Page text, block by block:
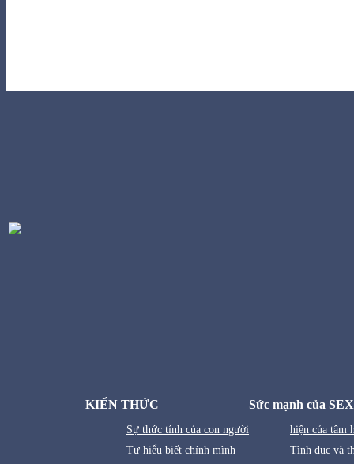
KIẾN THỨC
Sự thức tỉnh của con người
Tự hiểu biết chính mình
Sức mạnh của SEX
hiện của tâm
Tình dục và